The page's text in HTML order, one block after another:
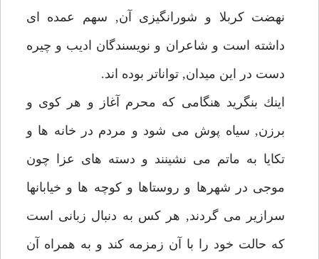
نهضت كربلا و شورانگيزى آن, سهم عمده اى
داشته است و شاعران و نويسندگان اديب و چيره
دست در اين ميدان, تواناتر بوده اند.
اينك بنگريد هنگامى كه محرم آغاز و هر كوى و
برزن, سياه پوش مى شود و مردم در خانه ها و
تكايا به ماتم مى نشينند و دسته هاى عزا چون
موجى در شهرها و روستاها و كوچه ها و خيابانها
سرازير مى گردند, هر كس به دنبال زبانى است
كه حالت خود را با آن زمزمه كند و به همراه آن